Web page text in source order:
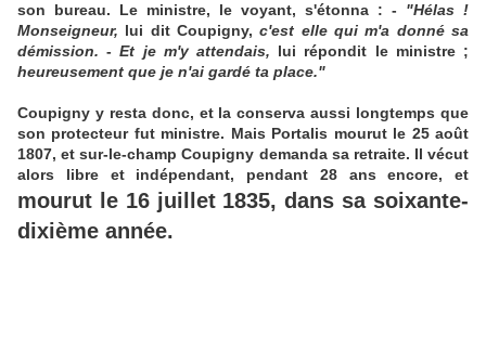
son bureau. Le ministre, le voyant, s'étonna : - "Hélas !
Monseigneur, lui dit Coupigny,c'est elle qui m'a donné sa
démission.-Et je m'y attendais, lui répondit le ministre ;
heureusement que je n'ai gardé ta place."
Coupigny y resta donc, et la conserva aussi longtemps que
son protecteur fut ministre. Mais Portalis mourut le 25 août
1807, et sur-le-champ Coupigny demanda sa retraite. Il vécut
alors libre et indépendant, pendant 28 ans encore, et
mourut le 16 juillet 1835, dans sa soixante-
dixième année.